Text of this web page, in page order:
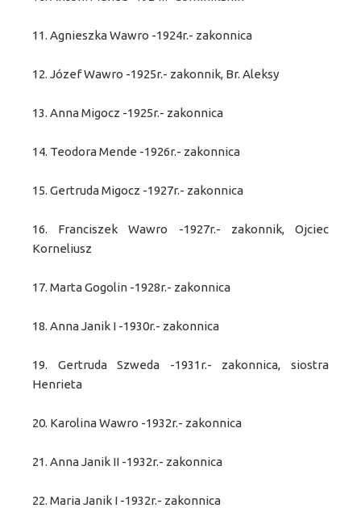
11. Agnieszka Wawro -1924r.- zakonnica
12. Józef Wawro -1925r.- zakonnik, Br. Aleksy
13. Anna Migocz -1925r.- zakonnica
14. Teodora Mende -1926r.- zakonnica
15. Gertruda Migocz -1927r.- zakonnica
16. Franciszek Wawro -1927r.- zakonnik, Ojciec
Korneliusz
17. Marta Gogolin -1928r.- zakonnica
18. Anna Janik I -1930r.- zakonnica
19. Gertruda Szweda -1931r.- zakonnica, siostra
Henrieta
20. Karolina Wawro -1932r.- zakonnica
21. Anna Janik II -1932r.- zakonnica
22. Maria Janik I -1932r.- zakonnica